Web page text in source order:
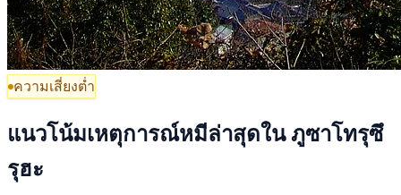
ความเสี่ยงต่ำ
แนวโน้มเหตุการณ์หมีล่าสุดใน ภูซาโทรุซึ
รุฮะ